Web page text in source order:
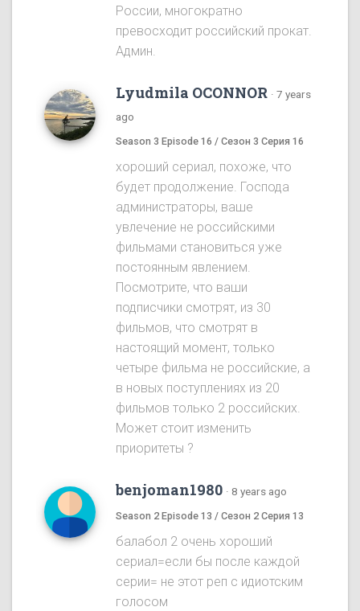
России, многократно
превосходит российский прокат.
Админ.
Lyudmila OCONNOR · 7 years
ago
Season 3 Episode 16 / Сезон 3 Серия 16
хороший сериал, похоже, что
будет продолжение. Господа
администраторы, ваше
увлечение не российскими
фильмами становиться уже
постоянным явлением.
Посмотрите, что ваши
подписчики смотрят, из 30
фильмов, что смотрят в
настоящий момент, только
четыре фильма не российские, а
в новых поступлениях из 20
фильмов только 2 российских.
Может стоит изменить
приоритеты ?
benjoman1980 · 8 years ago
Season 2 Episode 13 / Сезон 2 Серия 13
балабол 2 очень хороший
сериал=если бы после каждой
серии= не этот реп с идиотским
голосом